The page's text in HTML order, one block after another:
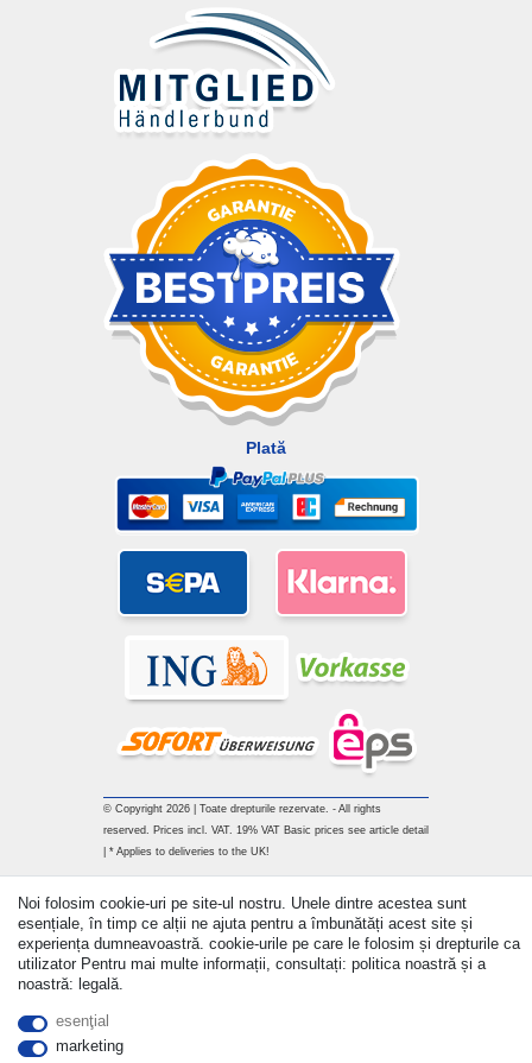
Plată
© Copyright 2026 | Toate drepturile rezervate. - All rights
reserved. Prices incl. VAT. 19% VAT Basic prices see article detail
| * Applies to deliveries to the UK!
Noi folosim cookie-uri pe site-ul nostru. Unele dintre acestea sunt
esențiale, în timp ce alții ne ajuta pentru a îmbunătăți acest site și
experiența dumneavoastră. cookie-urile pe care le folosim și drepturile ca
utilizator Pentru mai multe informații, consultați: politica noastră și a
noastră: legală.
esenţial
marketing
Withdraw from contract here
a lua legatura